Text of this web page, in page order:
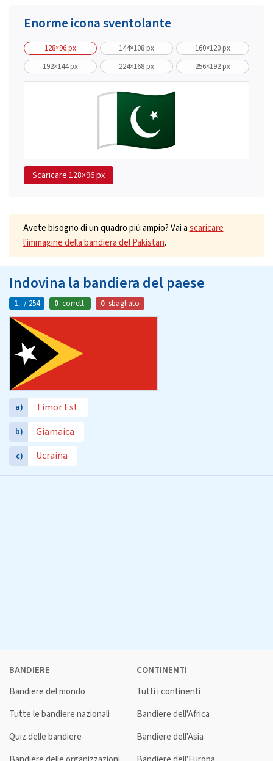
Enorme icona sventolante
128×96 px 144×108 px
160×120 px
192×144 px
224×168 px 256×192 px
Scaricare 128×96 px
Avete bisogno di un quadro più ampio? Vai ascaricare
l'immagine della bandiera del Pakistan.
Indovina la bandiera del paese
1. / 254 0 corrett. 0 sbagliato
a) Timor Est
b) Giamaica
c) Ucraina
BANDIERE
Bandiere del mondo
Tutte le bandiere nazionali
Quiz delle bandiere
CONTINENTI
Tutti i continenti
Bandiere dell'Africa
Bandiere dell'Asia